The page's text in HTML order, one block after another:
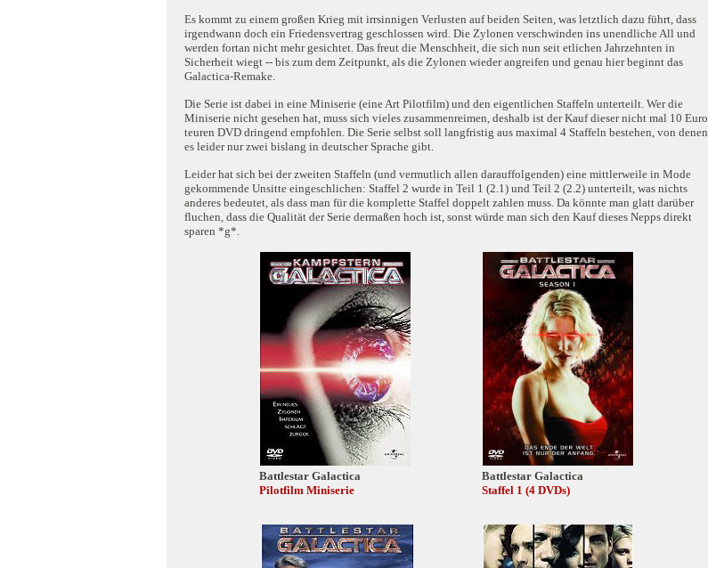
Es kommt zu einem großen Krieg mit irrsinnigen Verlusten auf beiden Seiten, was letztlich dazu führt, dass
irgendwann doch ein Friedensvertrag geschlossen wird. Die Zylonen verschwinden ins unendliche All und
werden fortan nicht mehr gesichtet. Das freut die Menschheit, die sich nun seit etlichen Jahrzehnten in
Sicherheit wiegt -- bis zum dem Zeitpunkt, als die Zylonen wieder angreifen und genau hier beginnt das
Galactica-Remake.
Die Serie ist dabei in eine Miniserie (eine Art Pilotfilm) und den eigentlichen Staffeln unterteilt. Wer die
Miniserie nicht gesehen hat, muss sich vieles zusammenreimen, deshalb ist der Kauf dieser nicht mal 10 Euro
teuren DVD dringend empfohlen. Die Serie selbst soll langfristig aus maximal 4 Staffeln bestehen, von denen
es leider nur zwei bislang in deutscher Sprache gibt.
Leider hat sich bei der zweiten Staffeln (und vermutlich allen darauffolgenden) eine mittlerweile in Mode
gekommende Unsitte eingeschlichen: Staffel 2 wurde in Teil 1 (2.1) und Teil 2 (2.2) unterteilt, was nichts
anderes bedeutet, als dass man für die komplette Staffel doppelt zahlen muss. Da könnte man glatt darüber
fluchen, dass die Qualität der Serie dermaßen hoch ist, sonst würde man sich den Kauf dieses Nepps direkt
sparen *g*.
Battlestar Galactica
Pilotfilm Miniserie
Battlestar Galactica
Staffel 1 (4 DVDs)